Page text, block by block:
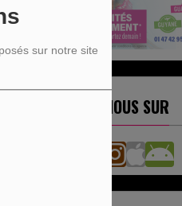
sur notre site
RETROUVEZ-NOUS SUR